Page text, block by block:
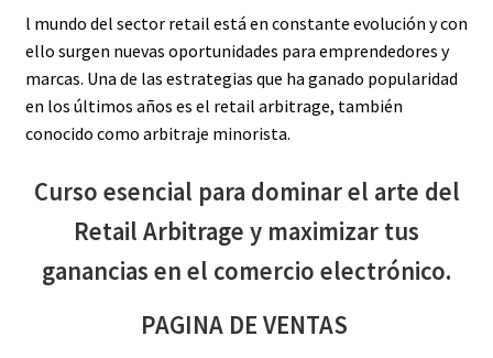
l mundo del sector retail está en constante evolución y con
ello surgen nuevas oportunidades para emprendedores y
marcas. Una de las estrategias que ha ganado popularidad
en los últimos años es el retail arbitrage, también
conocido como arbitraje minorista.
Curso esencial para dominar el arte del
Retail Arbitrage y maximizar tus
ganancias en el comercio electrónico.
PAGINA DE VENTAS